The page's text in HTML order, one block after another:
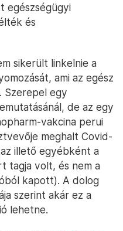
egészségügyi
és
sikerült linkelnie a
ami az egész
Szerepel egy
de az egy
vakcina perui
meghalt Covid-
illető egyébként a
tagja volt, és nem a
kapott). A dolog
szerint akár ez a
lehetne.